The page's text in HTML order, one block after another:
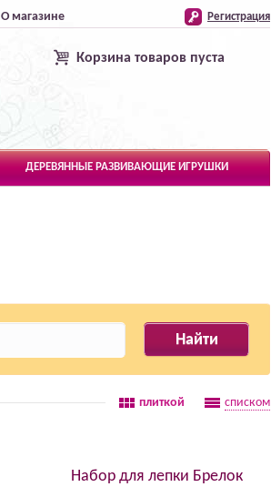
О магазине Регистрация
Корзина товаров пуста
ДЕРЕВЯННЫЕ РАЗВИВАЮЩИЕ ИГРУШКИ
плиткой списком
Набор для лепки Брелок